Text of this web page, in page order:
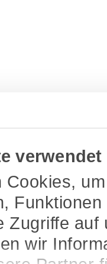
Cookies,
Zugriffe
wir